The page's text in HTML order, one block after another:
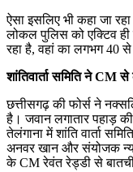
ऐसा इसलिए भी कहा जा
लोकल पुलिस को एक्टिव
रहा है, वहां का लगभग 40 से
शांतिवार्ता समिति ने CM
छत्तीसगढ़ की फोर्स ने
है। जवान लगातार पहाड़
तेलंगाना में शांति वार्ता
अनवर खान और संयोजक
के CM रेवंत रेड्डी से